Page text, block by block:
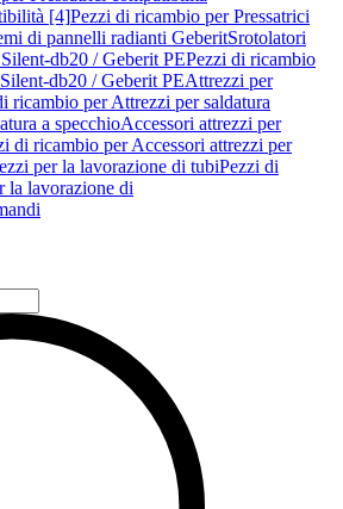
[4]Pezzi di ricambio per Pressatrici
di pannelli radianti GeberitSrotolatori
db20 / Geberit PEPezzi di ricambio
db20 / Geberit PEAttrezzi per
ricambio per Attrezzi per saldatura
a specchioAccessori attrezzi per
di ricambio per Accessori attrezzi per
per la lavorazione di tubiPezzi di
la lavorazione di